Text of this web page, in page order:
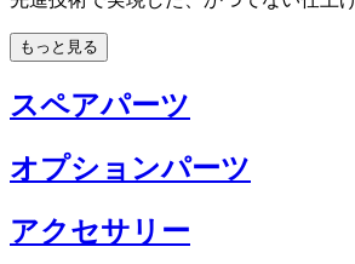
もっと見る
スペアパーツ
オプションパーツ
アクセサリー